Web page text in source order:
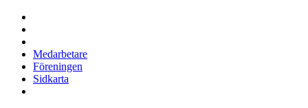
Medarbetare
Föreningen
Sidkarta